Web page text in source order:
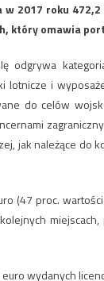
2017 roku
który omawia
odgrywa
i
do celów
jak należące do
(47 proc.
wydanych